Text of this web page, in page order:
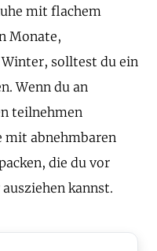
mit flachem
Monate,
solltest du ein
Wenn du an
teilnehmen
mit abnehmbaren
die du vor
kannst.